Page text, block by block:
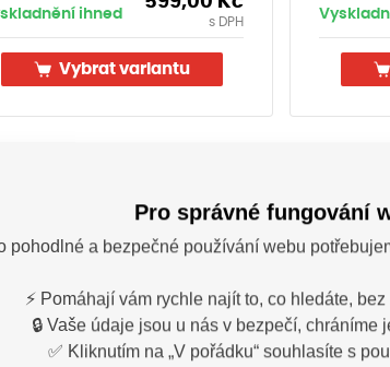
ihned s DPH
Vybrat variantu
Varianty 11
Pro správné fungování
pohodlné a bezpečné používání webu
⚡ Pomáhají vám rychle najít to, co hledáte,
🔒 Vaše údaje jsou u nás v bezpečí, chráníme
✅ Kliknutím na „V pořádku“ souhlasíte s